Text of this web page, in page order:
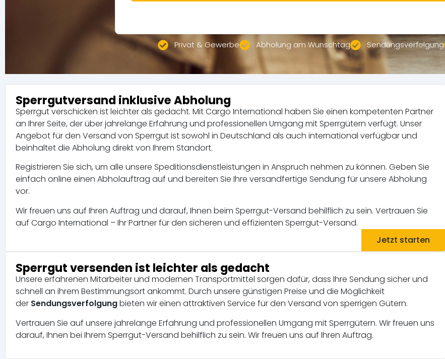
Privat & Gewerbe Abholung am Wunschtag Sendungsverfolgung
Sperrgutversand inklusive Abholung
Sperrgut verschicken ist leichter als gedacht. Mit Cargo International haben Sie einen kompetenten Partner
an Ihrer Seite, der über jahrelange Erfahrung und professionellen Umgang mit Sperrgütern verfügt. Unser
Angebot für den Versand von Sperrgut ist sowohl in Deutschland als auch international verfügbar und
beinhaltet die Abholung direkt von Ihrem Standort.
Registrieren Sie sich, um alle unsere Speditionsdienstleistungen in Anspruch nehmen zu können. Geben Sie
einfach online einen Abholauftrag auf und bereiten Sie Ihre versandfertige Sendung für unsere Abholung
vor.
Wir freuen uns auf Ihren Auftrag und darauf, Ihnen beim Sperrgut-Versand behilflich zu sein. Vertrauen Sie
auf Cargo International – Ihr Partner für den sicheren und effizienten Sperrgut-Versand.
Jetzt starten
Sperrgut versenden ist leichter als gedacht
Unsere erfahrenen Mitarbeiter und modernen Transportmittel sorgen dafür, dass Ihre Sendung sicher und
schnell an ihrem Bestimmungsort ankommt. Durch unsere günstigen Preise und die Möglichkeit
der Sendungsverfolgungbieten wir einen attraktiven Service für den Versand von sperrigen Gütern.
Vertrauen Sie auf unsere jahrelange Erfahrung und professionellen Umgang mit Sperrgütern. Wir freuen uns
darauf, Ihnen bei Ihrem Sperrgut-Versand behilflich zu sein. Wir freuen uns auf Ihren Auftrag.